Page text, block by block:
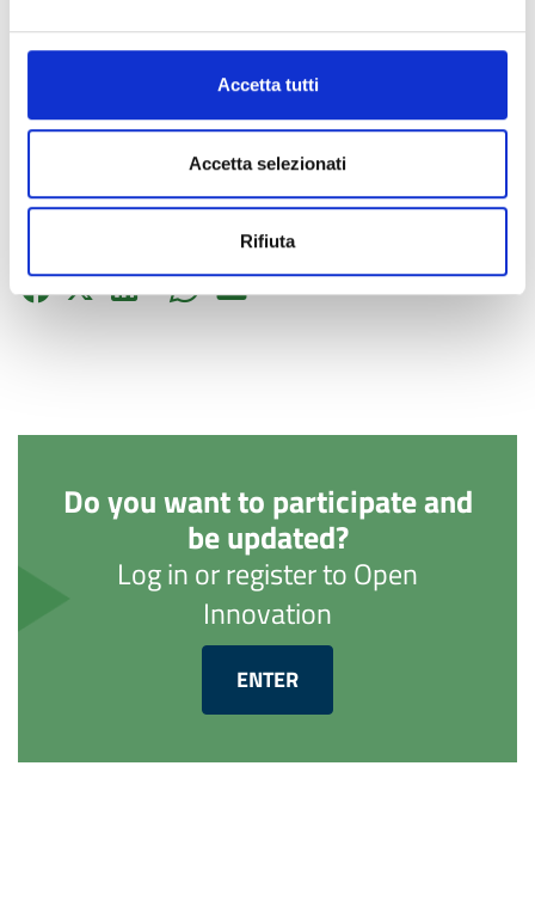
Accetta tutti
Accetta selezionati
Rifiuta
No attachments selected.
There are no areas of interest associated with this content
Liked by0users
Do you want to participate and
be updated?
Log in or register to Open
Innovation
ENTER